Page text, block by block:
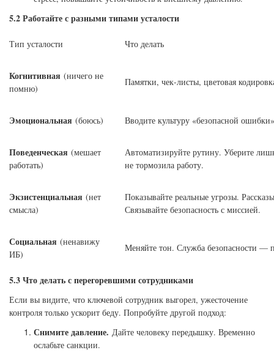
5.2 Работайте с разными типами усталости
Тип усталости Что делать
Когнитивная (ничего не
помню)
Памятки, чек-листы, цветовая
Эмоциональная (боюсь) Вводите культуру «безопасной
Поведенческая (мешает
работать)
Автоматизируйте рутину. Уберите
не тормозила работу.
Экзистенциальная (нет
смысла)
Показывайте реальные угрозы.
Связывайте безопасность с миссией.
Социальная (ненавижу
ИБ)
Меняйте тон. Служба безопасности —
5.3 Что делать с перегоревшими сотрудниками
Если вы видите, что ключевой сотрудник выгорел, ужесточение
контроля только ускорит беду. Попробуйте другой подход:
Снимите давление. Дайте человеку передышку. Временно
ослабьте санкции.